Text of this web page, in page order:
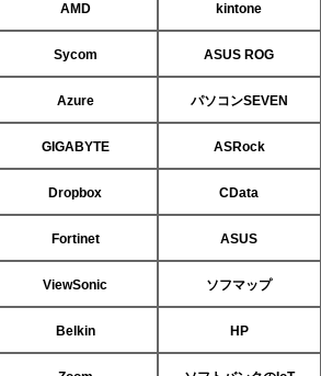
AMD kintone
Sycom ASUS ROG
Azure パソコンSEVEN
GIGABYTE ASRock
Dropbox CData
Fortinet ASUS
ViewSonic ソフマップ
Belkin HP